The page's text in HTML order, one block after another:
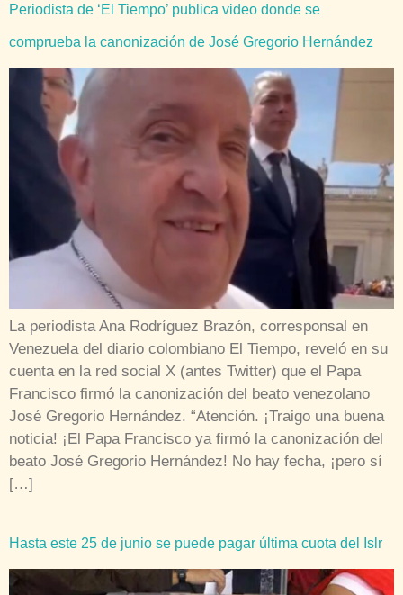
Periodista de ‘El Tiempo’ publica video donde se
comprueba la canonización de José Gregorio Hernández
La periodista Ana Rodríguez Brazón, corresponsal en
Venezuela del diario colombiano El Tiempo, reveló en su
cuenta en la red social X (antes Twitter) que el Papa
Francisco firmó la canonización del beato venezolano
José Gregorio Hernández. “Atención. ¡Traigo una buena
noticia! ¡El Papa Francisco ya firmó la canonización del
beato José Gregorio Hernández! No hay fecha, ¡pero sí
[…]
Hasta este 25 de junio se puede pagar última cuota del Islr